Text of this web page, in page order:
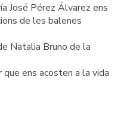
José Pérez Álvarez ens
de les balenes
Natalia Bruno de la
ens acosten a la vida